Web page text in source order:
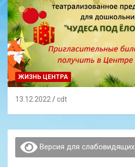
ЖИЗНЬ ЦЕНТРА
13.12.2022 cdt
Версия для слабовидящих